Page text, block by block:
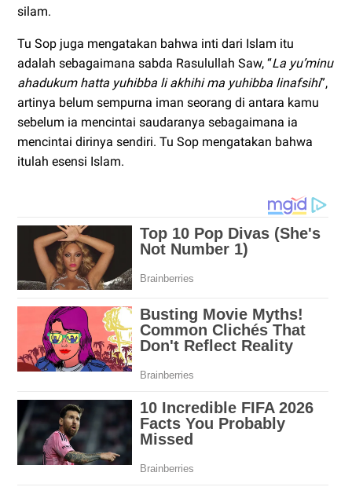
silam.
Tu Sop juga mengatakan bahwa inti dari Islam itu
adalah sebagaimana sabda Rasulullah Saw, “La yu’minu
ahadukum hatta yuhibba li akhihi ma yuhibba linafsihi”,
artinya belum sempurna iman seorang di antara kamu
sebelum ia mencintai saudaranya sebagaimana ia
mencintai dirinya sendiri. Tu Sop mengatakan bahwa
itulah esensi Islam.